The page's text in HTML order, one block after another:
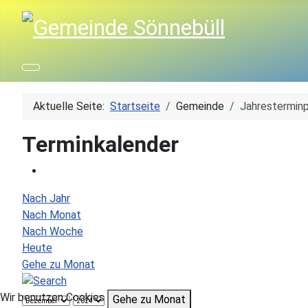
Aktuelle Seite: Startseite Gemeinde
Terminkalender
Nach Jahr
Nach Monat
Nach Woche
Heute
Gehe zu Monat
Gehe zu Monat
Wir benutzen Cookies